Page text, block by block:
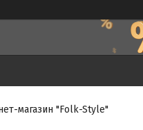
магазин "Folk-Style"